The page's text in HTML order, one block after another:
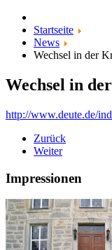
Startseite
News
Wechsel in der
Wechsel in
http://www.deute.de/
Zurück
Weiter
Impressionen